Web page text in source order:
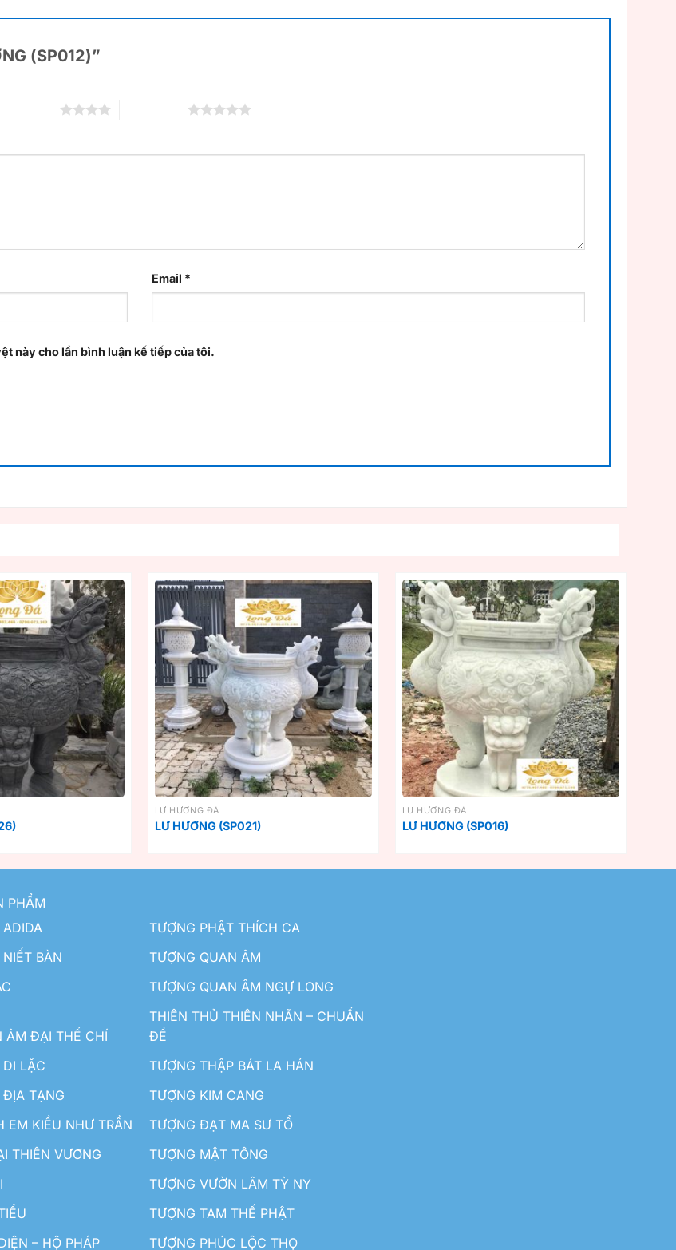
(SP012)”
Email *
này cho lần bình luận kế tiếp của tôi.
LƯ HƯƠNG ĐÁ
LƯ HƯƠNG (SP021)
LƯ HƯƠNG ĐÁ
LƯ HƯƠNG (SP016)
PHẨM
TƯỢNG PHẬT THÍCH CA
BÀN
TƯỢNG QUAN ÂM
TƯỢNG QUAN ÂM NGỰ LONG
ÂM ĐẠI THẾ CHÍ
THIÊN THỦ THIÊN NHÃN – CHUẨN
ĐỀ
LẶC
TƯỢNG THẬP BÁT LA HÁN
ĐỊA TẠNG
TƯỢNG KIM CANG
EM KIỀU NHƯ TRẦN
TƯỢNG ĐẠT MA SƯ TỔ
THIÊN VƯƠNG
TƯỢNG MẬT TÔNG
TƯỢNG VƯỜN LÂM TỲ NY
TƯỢNG TAM THẾ PHẬT
– HỘ PHÁP
TƯỢNG PHÚC LỘC THỌ